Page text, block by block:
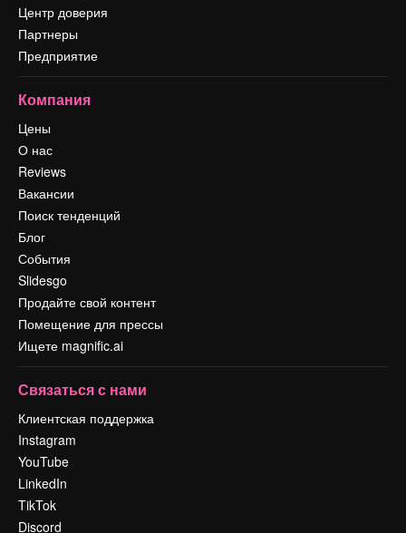
Центр доверия
Партнеры
Предприятие
Компания
Цены
О нас
Reviews
Вакансии
Поиск тенденций
Блог
События
Slidesgo
Продайте свой контент
Помещение для прессы
Ищете magnific.ai
Связаться с нами
Клиентская поддержка
Instagram
YouTube
LinkedIn
TikTok
Discord